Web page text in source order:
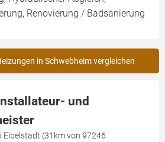
Renovierung / Badsanierung
in Schwebheim vergleichen
und
Eibelstadt (31km von 97246